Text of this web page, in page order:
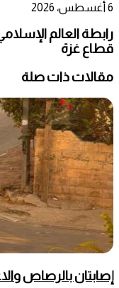
6 أغسطس، 2026
رابطة العالم
قطاع غزة
مقالات ذات صلة
إصابتان بالرصاص